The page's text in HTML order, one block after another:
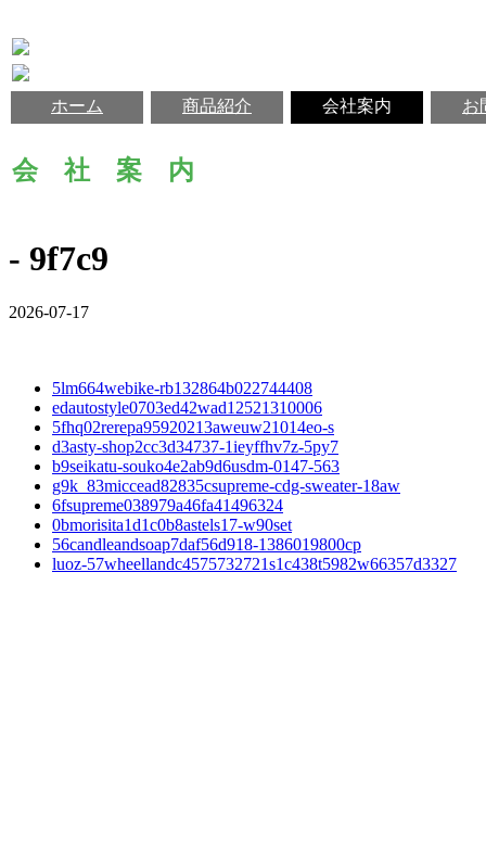
ホーム 商品紹介 会社案内 お
会 社 案 内
- 9f7c9
2026-07-17
5lm664webike-rb132864b022744408
edautostyle0703ed42wad12521310006
5fhq02rerepa95920213aweuw21014eo-s
d3asty-shop2cc3d34737-1ieyffhv7z-5py7
b9seikatu-souko4e2ab9d6usdm-0147-563
g9k_83miccead82835csupreme-cdg-sweater-18aw
6fsupreme038979a46fa41496324
0bmorisita1d1c0b8astels17-w90set
56candleandsoap7daf56d918-1386019800cp
luoz-57wheellandc4575732721s1c438t5982w66357d3327